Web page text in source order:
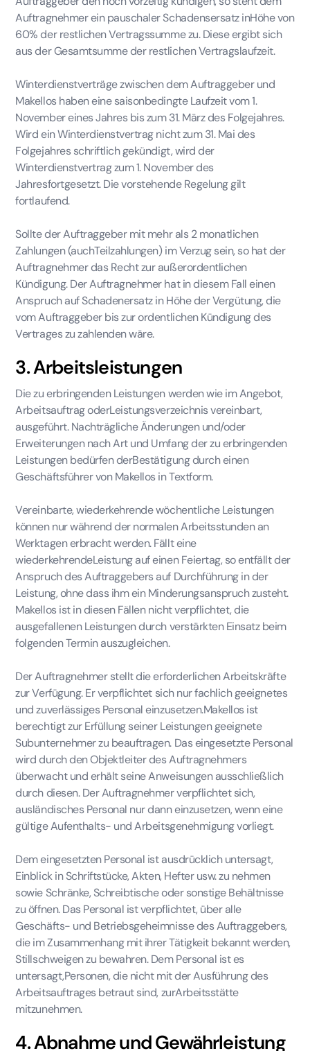
Auftragnehmer ein pauschaler Schadensersatz inHöhe von
60% der restlichen Vertragssumme zu. Diese ergibt sich
aus der Gesamtsumme der restlichen Vertragslaufzeit.
Winterdienstverträge zwischen dem Auftraggeber und
Makellos haben eine saisonbedingte Laufzeit vom 1.
November eines Jahres bis zum 31. März des Folgejahres.
Wird ein Winterdienstvertrag nicht zum 31. Mai des
Folgejahres schriftlich gekündigt, wird der
Winterdienstvertrag zum 1. November des
Jahresfortgesetzt. Die vorstehende Regelung gilt
fortlaufend.
Sollte der Auftraggeber mit mehr als 2 monatlichen
Zahlungen (auchTeilzahlungen) im Verzug sein, so hat der
Auftragnehmer das Recht zur außerordentlichen
Kündigung. Der Auftragnehmer hat in diesem Fall einen
Anspruch auf Schadenersatz in Höhe der Vergütung, die
vom Auftraggeber bis zur ordentlichen Kündigung des
Vertrages zu zahlenden wäre.
3. Arbeitsleistungen
Die zu erbringenden Leistungen werden wie im Angebot,
Arbeitsauftrag oderLeistungsverzeichnis vereinbart,
ausgeführt. Nachträgliche Änderungen und/oder
Erweiterungen nach Art und Umfang der zu erbringenden
Leistungen bedürfen derBestätigung durch einen
Geschäftsführer von Makellos in Textform.
Vereinbarte, wiederkehrende wöchentliche Leistungen
können nur während der normalen Arbeitsstunden an
Werktagen erbracht werden. Fällt eine
wiederkehrendeLeistung auf einen Feiertag, so entfällt der
Anspruch des Auftraggebers auf Durchführung in der
Leistung, ohne dass ihm ein Minderungsanspruch zusteht.
Makellos ist in diesen Fällen nicht verpflichtet, die
ausgefallenen Leistungen durch verstärkten Einsatz beim
folgenden Termin auszugleichen.
Der Auftragnehmer stellt die erforderlichen Arbeitskräfte
zur Verfügung. Er verpflichtet sich nur fachlich geeignetes
und zuverlässiges Personal einzusetzen.Makellos ist
berechtigt zur Erfüllung seiner Leistungen geeignete
Subunternehmer zu beauftragen. Das eingesetzte Personal
wird durch den Objektleiter des Auftragnehmers
überwacht und erhält seine Anweisungen ausschließlich
durch diesen. Der Auftragnehmer verpflichtet sich,
ausländisches Personal nur dann einzusetzen, wenn eine
gültige Aufenthalts- und Arbeitsgenehmigung vorliegt.
Dem eingesetzten Personal ist ausdrücklich untersagt,
Einblick in Schriftstücke, Akten, Hefter usw. zu nehmen
sowie Schränke, Schreibtische oder sonstige Behältnisse
zu öffnen. Das Personal ist verpflichtet, über alle
Geschäfts- und Betriebsgeheimnisse des Auftraggebers,
die im Zusammenhang mit ihrer Tätigkeit bekannt werden,
Stillschweigen zu bewahren. Dem Personal ist es
untersagt,Personen, die nicht mit der Ausführung des
Arbeitsauftrages betraut sind, zurArbeitsstätte
mitzunehmen.
4. Abnahme und Gewährleistung